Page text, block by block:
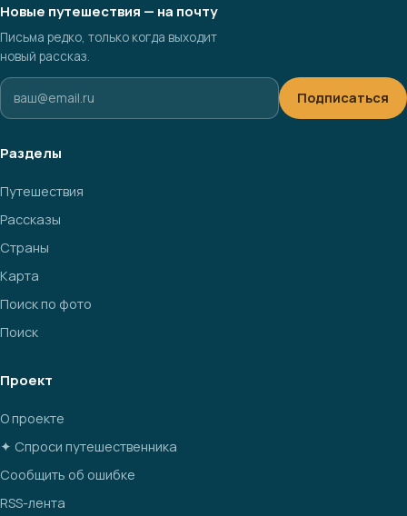
Новые путешествия — на почту
Письма редко, только когда выходит
новый рассказ.
Подписаться
Разделы
Путешествия
Рассказы
Страны
Карта
Поиск по фото
Поиск
Проект
О проекте
✦ Спроси путешественника
Сообщить об ошибке
RSS-лента